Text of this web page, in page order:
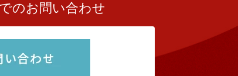
のお問い合わせ